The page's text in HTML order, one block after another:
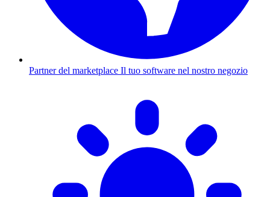
Partner del marketplace Il tuo software nel nostro negozio